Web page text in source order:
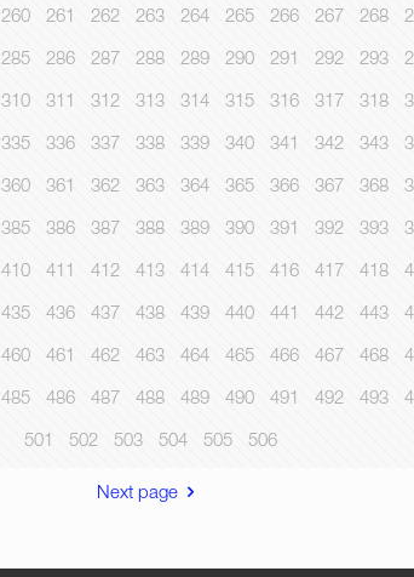
260 261 262 263 264 265 266 267 268
285 286 287 288 289 290 291 292 293
310 311 312 313 314 315 316 317 318
335 336 337 338 339 340 341 342 343
360 361 362 363 364 365 366 367 368
385 386 387 388 389 390 391 392 393
410 411 412 413 414 415 416 417 418
435 436 437 438 439 440 441 442 443
460 461 462 463 464 465 466 467 468
485 486 487 488 489 490 491 492 493
501 502 503 504 505 506
Next page